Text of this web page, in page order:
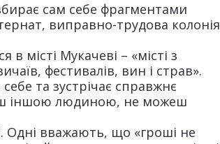
сам себе фрагментами
виправно-трудова колонія
місті Мукачеві – «місті з
фестивалів, вин і страв».
та зустрічає справжнє
іншою людиною, не можеш
Одні вважають, що «гроші не